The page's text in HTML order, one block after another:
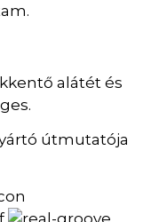
alátét és
útmutatója